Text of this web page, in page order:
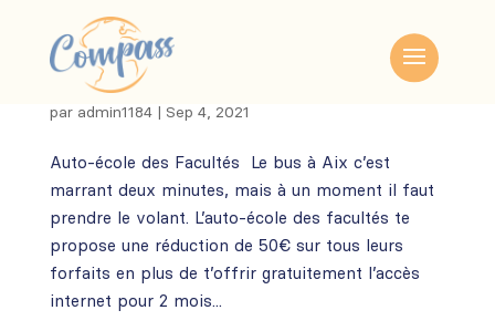
Auto-école les Facultés
par admin1184| Sep 4, 2021
Auto-école des Facultés Le bus à Aix c’est
marrant deux minutes, mais à un moment il faut
prendre le volant. L’auto-école des facultés te
propose une réduction de 50€ sur tous leurs
forfaits en plus de t’offrir gratuitement l’accès
internet pour 2 mois...